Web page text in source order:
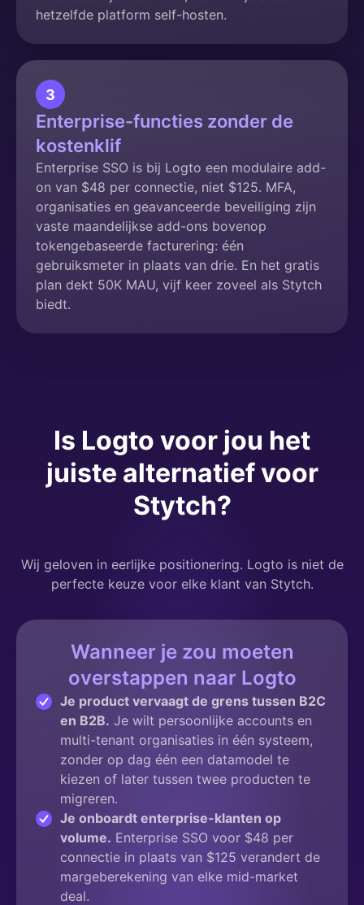
hetzelfde platform self-hosten.
3
Enterprise-functies zonder de
kostenklif
Enterprise SSO is bij Logto een modulaire add-
on van $48 per connectie, niet $125. MFA,
organisaties en geavanceerde beveiliging zijn
vaste maandelijkse add-ons bovenop
tokengebaseerde facturering: één
gebruiksmeter in plaats van drie. En het gratis
plan dekt 50K MAU, vijf keer zoveel als Stytch
biedt.
Is Logto voor jou het
juiste alternatief voor
Stytch?
Wij geloven in eerlijke positionering. Logto is niet de
perfecte keuze voor elke klant van Stytch.
Wanneer je zou moeten
overstappen naar Logto
Je product vervaagt de grens tussen B2C
en B2B. Je wilt persoonlijke accounts en
multi-tenant organisaties in één systeem,
zonder op dag één een datamodel te
kiezen of later tussen twee producten te
migreren.
Je onboardt enterprise-klanten op
volume. Enterprise SSO voor $48 per
connectie in plaats van $125 verandert de
margeberekening van elke mid-market
deal.